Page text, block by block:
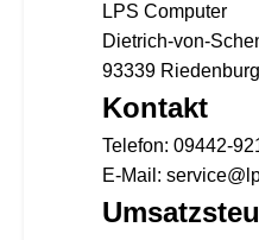
Tienda eBay
LPS Computer
Dietrich-von-
93339 Riedenburg
Kontakt
Telefon: 09442-
E-Mail: